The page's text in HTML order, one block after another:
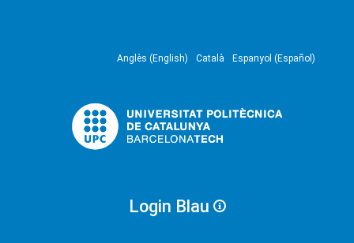
Anglès (English) Català Espanyol (Español)
Login Blau